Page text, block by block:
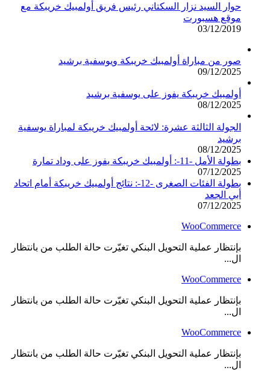
حوار السيد نزار السكتاني رئيس فريق أولمبيك خريبكة مع
موقع هسبورت
03/12/2019
صور من مباراة أولمبيك خريبكة ويوسفية برشيد
09/12/2025
أولمبيك خريبكة يفوز على يوسفية برشيد
08/12/2025
الجولة الثالثة عشرة: لائحة أولمبيك خريبكة لمباراة يوسفية
برشيد
08/12/2025
بطولة الأمل -11-: أولمبيك خريبكة يفوز على وداد تمارة
07/12/2025
بطولة الفئات الصغرى -12-: نتائج أولمبيك خريبكة أمام اتحاد
أبي الجعد
07/12/2025
WooCommerce
بإنتظار عملية التحويل البنكي تغيّرت حالة الطلب من بانتظار
ال...
WooCommerce
بإنتظار عملية التحويل البنكي تغيّرت حالة الطلب من بانتظار
ال...
WooCommerce
بإنتظار عملية التحويل البنكي تغيّرت حالة الطلب من بانتظار
ال...